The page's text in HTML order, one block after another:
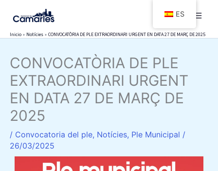
contenido
Inicio Notícies CONVOCATÒRIA DE PLE EXTRAORDINARI URGENT EN DATA 27 DE MARÇ DE 2025
CONVOCATÒRIA DE PLE
EXTRAORDINARI URGENT
EN DATA 27 DE MARÇ DE
2025
/ Convocatoria del ple, Notícies, Ple Municipal /
26/03/2025
ES